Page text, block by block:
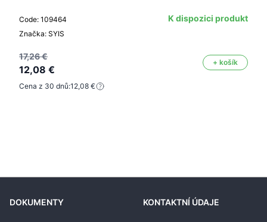
Code: 109464
Značka: SYIS
K dispozici produkt
17,26 €
12,08 €
+ košík
Cena z 30 dnů:12,08 €
DOKUMENTY KONTAKTNÍ ÚDAJE